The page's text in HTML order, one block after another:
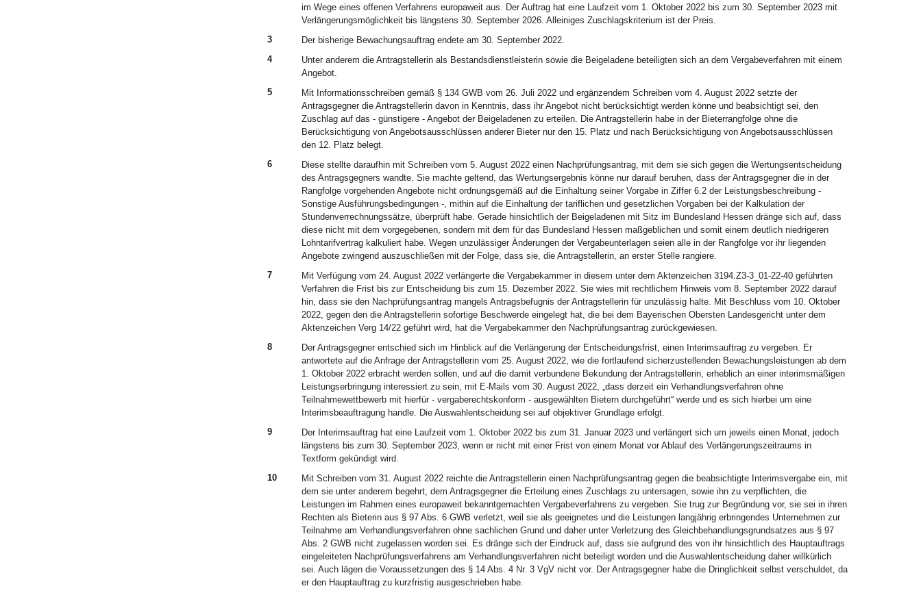
im Wege eines offenen Verfahrens europaweit aus. Der Auftrag hat eine Laufzeit vom 1. Oktober 2022 bis zum 30. September 2023 mit
Verlängerungsmöglichkeit bis längstens 30. September 2026. Alleiniges Zuschlagskriterium ist der Preis.
3
Der bisherige Bewachungsauftrag endete am 30. September 2022.
4
Unter anderem die Antragstellerin als Bestandsdienstleisterin sowie die Beigeladene beteiligten sich an dem Vergabeverfahren mit einem
Angebot.
5
Mit Informationsschreiben gemäß § 134 GWB vom 26. Juli 2022 und ergänzendem Schreiben vom 4. August 2022 setzte der
Antragsgegner die Antragstellerin davon in Kenntnis, dass ihr Angebot nicht berücksichtigt werden könne und beabsichtigt sei, den
Zuschlag auf das - günstigere - Angebot der Beigeladenen zu erteilen. Die Antragstellerin habe in der Bieterrangfolge ohne die
Berücksichtigung von Angebotsausschlüssen anderer Bieter nur den 15. Platz und nach Berücksichtigung von Angebotsausschlüssen
den 12. Platz belegt.
6
Diese stellte daraufhin mit Schreiben vom 5. August 2022 einen Nachprüfungsantrag, mit dem sie sich gegen die Wertungsentscheidung
des Antragsgegners wandte. Sie machte geltend, das Wertungsergebnis könne nur darauf beruhen, dass der Antragsgegner die in der
Rangfolge vorgehenden Angebote nicht ordnungsgemäß auf die Einhaltung seiner Vorgabe in Ziffer 6.2 der Leistungsbeschreibung -
Sonstige Ausführungsbedingungen -, mithin auf die Einhaltung der tariflichen und gesetzlichen Vorgaben bei der Kalkulation der
Stundenverrechnungssätze, überprüft habe. Gerade hinsichtlich der Beigeladenen mit Sitz im Bundesland Hessen dränge sich auf, dass
diese nicht mit dem vorgegebenen, sondern mit dem für das Bundesland Hessen maßgeblichen und somit einem deutlich niedrigeren
Lohntarifvertrag kalkuliert habe. Wegen unzulässiger Änderungen der Vergabeunterlagen seien alle in der Rangfolge vor ihr liegenden
Angebote zwingend auszuschließen mit der Folge, dass sie, die Antragstellerin, an erster Stelle rangiere.
7
Mit Verfügung vom 24. August 2022 verlängerte die Vergabekammer in diesem unter dem Aktenzeichen 3194.Z3-3_01-22-40 geführten
Verfahren die Frist bis zur Entscheidung bis zum 15. Dezember 2022. Sie wies mit rechtlichem Hinweis vom 8. September 2022 darauf
hin, dass sie den Nachprüfungsantrag mangels Antragsbefugnis der Antragstellerin für unzulässig halte. Mit Beschluss vom 10. Oktober
2022, gegen den die Antragstellerin sofortige Beschwerde eingelegt hat, die bei dem Bayerischen Obersten Landesgericht unter dem
Aktenzeichen Verg 14/22 geführt wird, hat die Vergabekammer den Nachprüfungsantrag zurückgewiesen.
8
Der Antragsgegner entschied sich im Hinblick auf die Verlängerung der Entscheidungsfrist, einen Interimsauftrag zu vergeben. Er
antwortete auf die Anfrage der Antragstellerin vom 25. August 2022, wie die fortlaufend sicherzustellenden Bewachungsleistungen ab dem
1. Oktober 2022 erbracht werden sollen, und auf die damit verbundene Bekundung der Antragstellerin, erheblich an einer interimsmäßigen
Leistungserbringung interessiert zu sein, mit E-Mails vom 30. August 2022, „dass derzeit ein Verhandlungsverfahren ohne
Teilnahmewettbewerb mit hierfür - vergaberechtskonform - ausgewählten Bietern durchgeführt“ werde und es sich hierbei um eine
Interimsbeauftragung handle. Die Auswahlentscheidung sei auf objektiver Grundlage erfolgt.
9
Der Interimsauftrag hat eine Laufzeit vom 1. Oktober 2022 bis zum 31. Januar 2023 und verlängert sich um jeweils einen Monat, jedoch
längstens bis zum 30. September 2023, wenn er nicht mit einer Frist von einem Monat vor Ablauf des Verlängerungszeitraums in
Textform gekündigt wird.
10
Mit Schreiben vom 31. August 2022 reichte die Antragstellerin einen Nachprüfungsantrag gegen die beabsichtigte Interimsvergabe ein, mit
dem sie unter anderem begehrt, dem Antragsgegner die Erteilung eines Zuschlags zu untersagen, sowie ihn zu verpflichten, die
Leistungen im Rahmen eines europaweit bekanntgemachten Vergabeverfahrens zu vergeben. Sie trug zur Begründung vor, sie sei in ihren
Rechten als Bieterin aus § 97 Abs. 6 GWB verletzt, weil sie als geeignetes und die Leistungen langjährig erbringendes Unternehmen zur
Teilnahme am Verhandlungsverfahren ohne sachlichen Grund und daher unter Verletzung des Gleichbehandlungsgrundsatzes aus § 97
Abs. 2 GWB nicht zugelassen worden sei. Es dränge sich der Eindruck auf, dass sie aufgrund des von ihr hinsichtlich des Hauptauftrags
eingeleiteten Nachprüfungsverfahrens am Verhandlungsverfahren nicht beteiligt worden und die Auswahlentscheidung daher willkürlich
sei. Auch lägen die Voraussetzungen des § 14 Abs. 4 Nr. 3 VgV nicht vor. Der Antragsgegner habe die Dringlichkeit selbst verschuldet, da
er den Hauptauftrag zu kurzfristig ausgeschrieben habe.